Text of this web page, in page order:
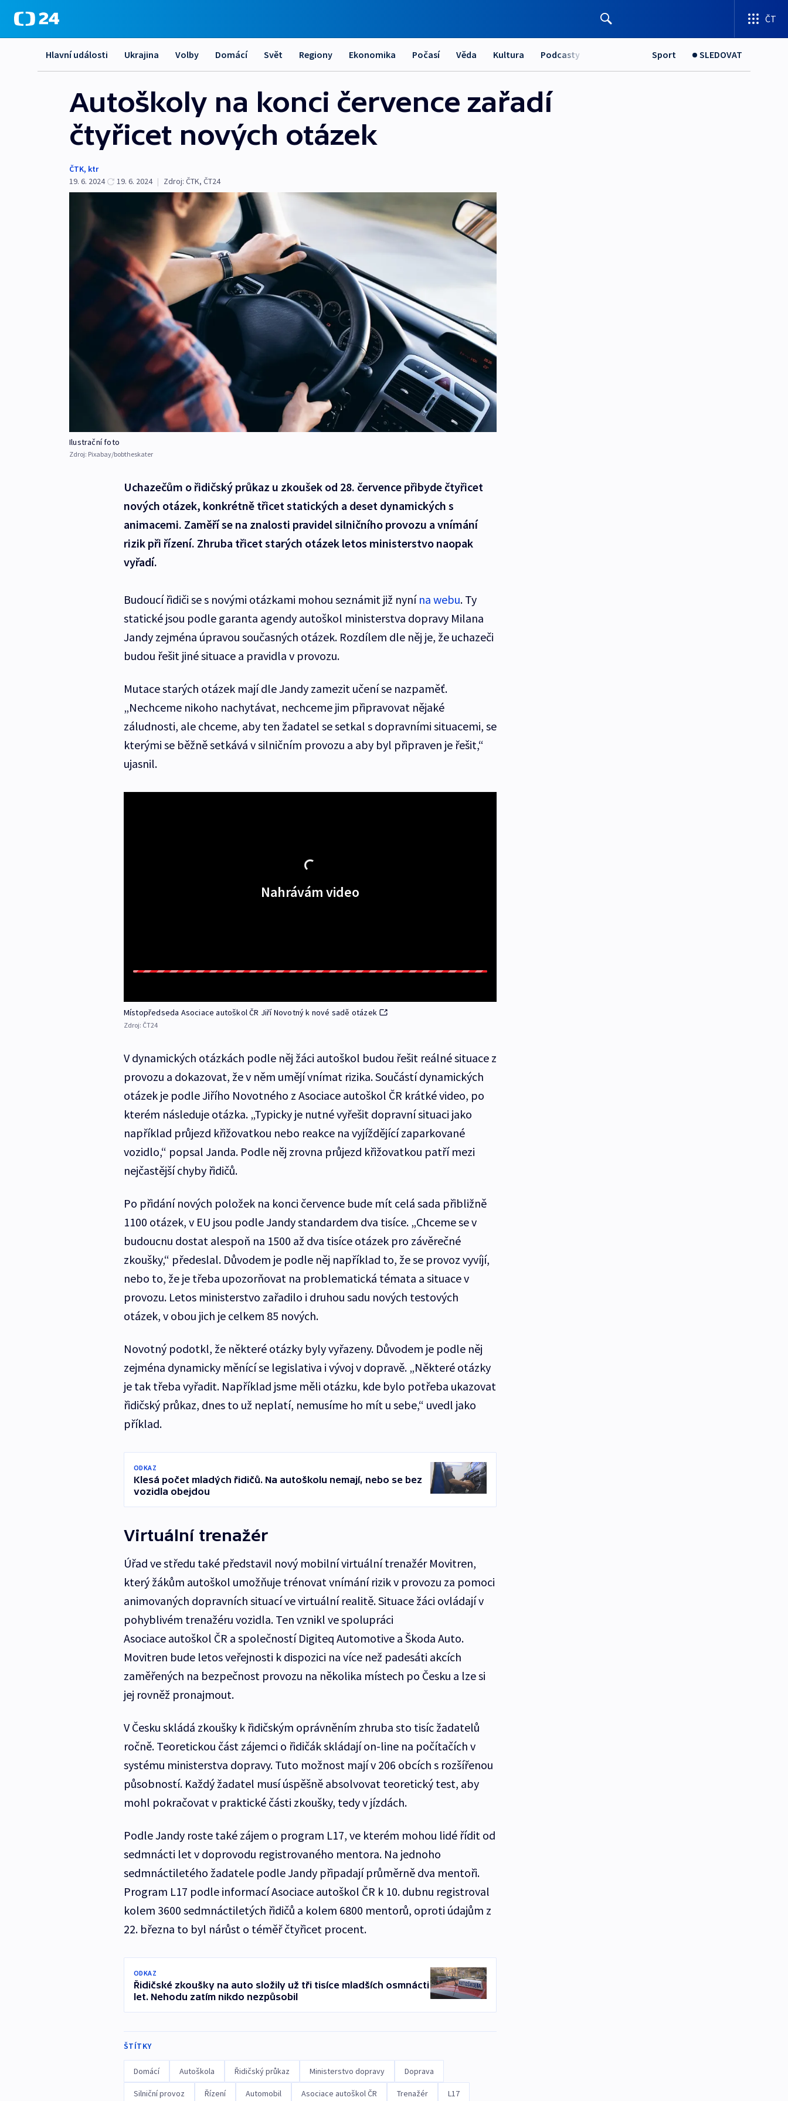
ČT
Hlavní události Ukrajina Volby Domácí Svět Regiony Ekonomika Počasí Věda Kultura Podcasty Sport SLEDOVAT
Autoškoly na konci července zařadí
čtyřicet nových otázek
ČTK, ktr
19. 6. 2024
19. 6. 2024 | Zdroj: ČTK, ČT24
Ilustrační foto
Zdroj: Pixabay/bobtheskater
Uchazečům o řidičský průkaz u zkoušek od 28. července přibyde čtyřicet
nových otázek, konkrétně třicet statických a deset dynamických s
animacemi. Zaměří se na znalosti pravidel silničního provozu a vnímání
rizik při řízení. Zhruba třicet starých otázek letos ministerstvo naopak
vyřadí.
Budoucí řidiči se s novými otázkami mohou seznámit již nyní na webu. Ty
statické jsou podle garanta agendy autoškol ministerstva dopravy Milana
Jandy zejména úpravou současných otázek. Rozdílem dle něj je, že uchazeči
budou řešit jiné situace a pravidla v provozu.
Mutace starých otázek mají dle Jandy zamezit učení se nazpaměť.
„Nechceme nikoho nachytávat, nechceme jim připravovat nějaké
záludnosti, ale chceme, aby ten žadatel se setkal s dopravními situacemi, se
kterými se běžně setkává v silničním provozu a aby byl připraven je řešit,“
ujasnil.
Nahrávám video
Místopředseda Asociace autoškol ČR Jiří Novotný k nové sadě otázek
Zdroj: ČT24
V dynamických otázkách podle něj žáci autoškol budou řešit reálné situace z
provozu a dokazovat, že v něm umějí vnímat rizika. Součástí dynamických
otázek je podle Jiřího Novotného z Asociace autoškol ČR krátké video, po
kterém následuje otázka. „Typicky je nutné vyřešit dopravní situaci jako
například průjezd křižovatkou nebo reakce na vyjíždějící zaparkované
vozidlo,“ popsal Janda. Podle něj zrovna průjezd křižovatkou patří mezi
nejčastější chyby řidičů.
Po přidání nových položek na konci července bude mít celá sada přibližně
1100 otázek, v EU jsou podle Jandy standardem dva tisíce. „Chceme se v
budoucnu dostat alespoň na 1500 až dva tisíce otázek pro závěrečné
zkoušky,“ předeslal. Důvodem je podle něj například to, že se provoz vyvíjí,
nebo to, že je třeba upozorňovat na problematická témata a situace v
provozu. Letos ministerstvo zařadilo i druhou sadu nových testových
otázek, v obou jich je celkem 85 nových.
Novotný podotkl, že některé otázky byly vyřazeny. Důvodem je podle něj
zejména dynamicky měnící se legislativa i vývoj v dopravě. „Některé otázky
je tak třeba vyřadit. Například jsme měli otázku, kde bylo potřeba ukazovat
řidičský průkaz, dnes to už neplatí, nemusíme ho mít u sebe,“ uvedl jako
příklad.
ODKAZ
Klesá počet mladých řidičů. Na autoškolu nemají, nebo se bez
vozidla obejdou
Virtuální trenažér
Úřad ve středu také představil nový mobilní virtuální trenažér Movitren,
který žákům autoškol umožňuje trénovat vnímání rizik v provozu za pomoci
animovaných dopravních situací ve virtuální realitě. Situace žáci ovládají v
pohyblivém trenažéru vozidla. Ten vznikl ve spolupráci
Asociace autoškol ČR a společností Digiteq Automotive a Škoda Auto.
Movitren bude letos veřejnosti k dispozici na více než padesáti akcích
zaměřených na bezpečnost provozu na několika místech po Česku a lze si
jej rovněž pronajmout.
V Česku skládá zkoušky k řidičským oprávněním zhruba sto tisíc žadatelů
ročně. Teoretickou část zájemci o řidičák skládají on-line na počítačích v
systému ministerstva dopravy. Tuto možnost mají v 206 obcích s rozšířenou
působností. Každý žadatel musí úspěšně absolvovat teoretický test, aby
mohl pokračovat v praktické části zkoušky, tedy v jízdách.
Podle Jandy roste také zájem o program L17, ve kterém mohou lidé řídit od
sedmnácti let v doprovodu registrovaného mentora. Na jednoho
sedmnáctiletého žadatele podle Jandy připadají průměrně dva mentoři.
Program L17 podle informací Asociace autoškol ČR k 10. dubnu registroval
kolem 3600 sedmnáctiletých řidičů a kolem 6800 mentorů, oproti údajům z
22. března to byl nárůst o téměř čtyřicet procent.
ODKAZ
Řidičské zkoušky na auto složily už tři tisíce mladších osmnácti
let. Nehodu zatím nikdo nezpůsobil
ŠTÍTKY
Domácí Autoškola Řidičský průkaz Ministerstvo dopravy Doprava
Silniční provoz Řízení Automobil Asociace autoškol ČR Trenažér L17